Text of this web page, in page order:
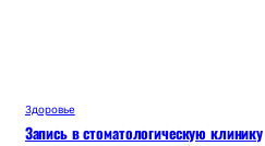
Здоровье
Запись в стоматологическую клинику